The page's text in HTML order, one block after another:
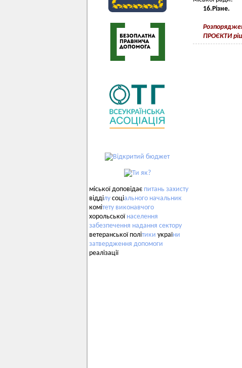
міської доповідає питань захисту
відділу соціального начальник
комітету виконавчого
хорольської населення
забезпечення надання сектору
ветеранської політики україни
затвердження допомоги
реалізації
16.Різне.
ПРОЄКТИ